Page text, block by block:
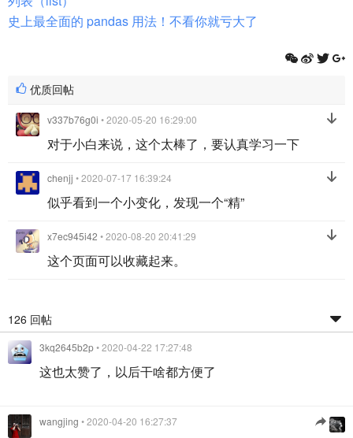
史上最全面的 pandas 用法！不看你就亏大了
优质回帖
v337b76g0i • 2020-05-20 16:29:00
对于小白来说，这个太棒了，要认真学习一下
chenjj • 2020-07-17 16:39:24
似乎看到一个小变化，发现一个“精”
x7ec945i42 • 2020-08-20 20:41:29
这个页面可以收藏起来。
126 回帖
3kq2645b2p• 2020-04-22 17:27:48
这也太赞了，以后干啥都方便了
wangjing • 2020-04-20 16:27:37